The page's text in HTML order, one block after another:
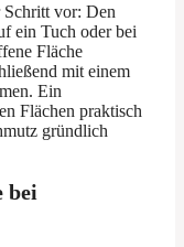
vor: Den
ein Tuch oder bei
Fläche
mit einem
Ein
Flächen praktisch
gründlich
bei